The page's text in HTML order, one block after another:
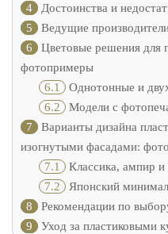
4
Достоинства и
5
Ведущие
6
Цветовые решения для
фотопримеры
6.1 Однотонные и
6.2 Модели с
7
Варианты дизайна
изогнутыми фасадами:
7.1 Классика, ампир и
7.2 Японский
8
Рекомендации по
9
Уход за пластиковыми